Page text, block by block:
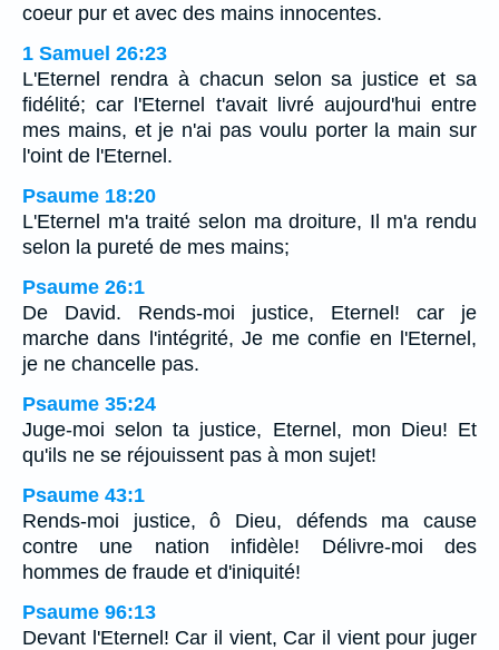
coeur pur et avec des mains innocentes.
1 Samuel 26:23
L'Eternel rendra à chacun selon sa justice et sa
fidélité; car l'Eternel t'avait livré aujourd'hui entre
mes mains, et je n'ai pas voulu porter la main sur
l'oint de l'Eternel.
Psaume 18:20
L'Eternel m'a traité selon ma droiture, Il m'a rendu
selon la pureté de mes mains;
Psaume 26:1
De David. Rends-moi justice, Eternel! car je
marche dans l'intégrité, Je me confie en l'Eternel,
je ne chancelle pas.
Psaume 35:24
Juge-moi selon ta justice, Eternel, mon Dieu! Et
qu'ils ne se réjouissent pas à mon sujet!
Psaume 43:1
Rends-moi justice, ô Dieu, défends ma cause
contre une nation infidèle! Délivre-moi des
hommes de fraude et d'iniquité!
Psaume 96:13
Devant l'Eternel! Car il vient, Car il vient pour juger